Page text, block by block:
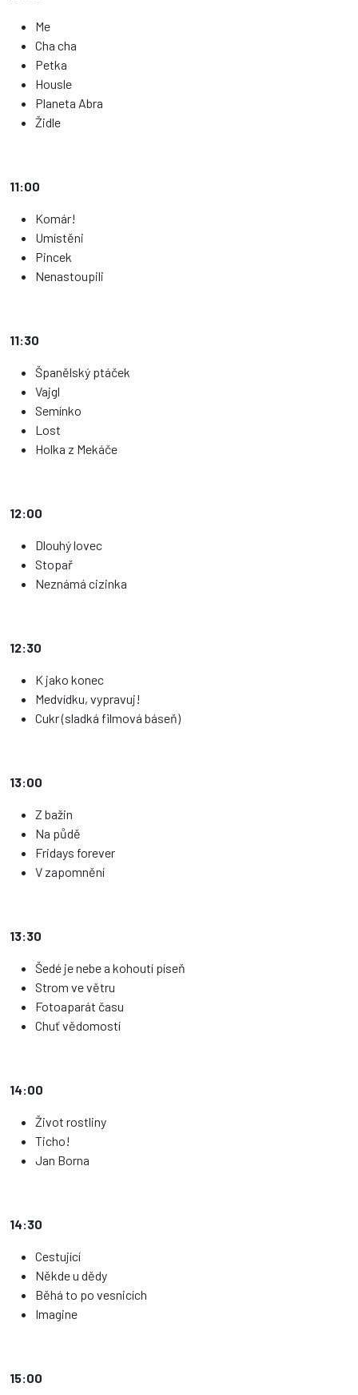
Me
Cha cha
Petka
Housle
Planeta Abra
Židle
11:00
Komár!
Umístěni
Pincek
Nenastoupili
11:30
Španělský ptáček
Vajgl
Semínko
Lost
Holka z Mekáče
12:00
Dlouhý lovec
Stopař
Neznámá cizinka
12:30
K jako konec
Medvídku, vypravuj!
Cukr (sladká filmová báseň)
13:00
Z bažin
Na půdě
Fridays forever
V zapomnění
13:30
Šedé je nebe a kohoutí píseň
Strom ve větru
Fotoaparát času
Chuť vědomostí
14:00
Život rostliny
Ticho!
Jan Borna
14:30
Cestující
Někde u dědy
Běhá to po vesnicích
Imagine
15:00